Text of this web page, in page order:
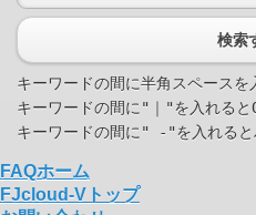
検索
キーワードの間に半角スペースを
キーワードの間に"｜"を入れると
FAQホーム
FJcloud-Vトップ